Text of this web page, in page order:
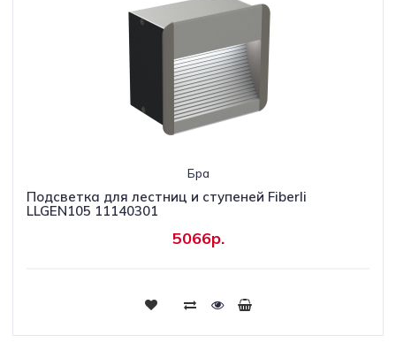
Бра
Подсветка для лестниц и ступеней Fiberli
LLGEN105 11140301
5066р.